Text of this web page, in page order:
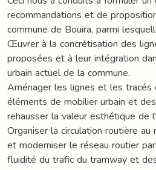
recommandations et de
commune de Bouira, parmi
Œuvrer à la concrétisation des
proposées et à leur intégration
urbain actuel de la commune.
Aménager les lignes et les
éléments de mobilier urbain et
rehausser la valeur esthétique de
Organiser la circulation routière
et moderniser le réseau routier
fluidité du trafic du tramway et